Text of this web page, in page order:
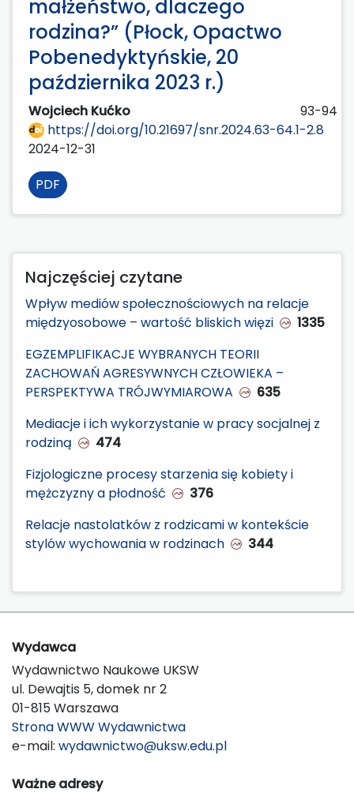
małżeństwo, dlaczego
rodzina?” (Płock, Opactwo
Pobenedyktyńskie, 20
października 2023 r.)
Wojciech Kućko
93-94
https://doi.org/10.21697/snr.2024.63-64.1-2.8
2024-12-31
PDF
Najczęściej czytane
Wpływ mediów społecznościowych na relacje
międzyosobowe – wartość bliskich więzi
1335
EGZEMPLIFIKACJE WYBRANYCH TEORII
ZACHOWAŃ AGRESYWNYCH CZŁOWIEKA –
PERSPEKTYWA TRÓJWYMIAROWA
635
Mediacje i ich wykorzystanie w pracy socjalnej z
rodziną
474
Fizjologiczne procesy starzenia się kobiety i
mężczyzny a płodność
376
Relacje nastolatków z rodzicami w kontekście
stylów wychowania w rodzinach
344
Wydawca
Wydawnictwo Naukowe UKSW
ul. Dewajtis 5, domek nr 2
01-815 Warszawa
Strona WWW Wydawnictwa
e-mail: wydawnictwo@uksw.edu.pl
Ważne adresy